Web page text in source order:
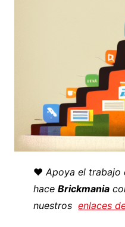
♥️Apoya el trabajo
hace Brickmania
nuestros enlaces